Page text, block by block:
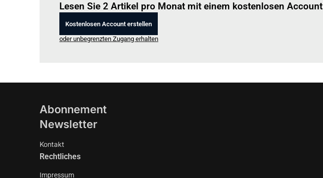
Lesen Sie 2 Artikel pro Monat mit einem kostenlosen Account
Kostenlosen Account erstellen
oder unbegrenzten Zugang erhalten
Abonnement
Newsletter
Kontakt
Rechtliches
Impressum